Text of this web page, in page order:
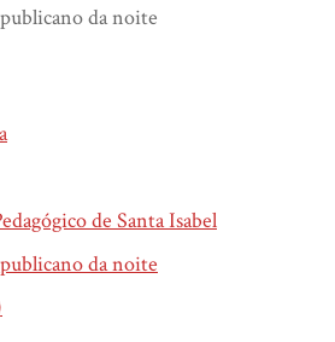
da noite
de Santa Isabel
da noite